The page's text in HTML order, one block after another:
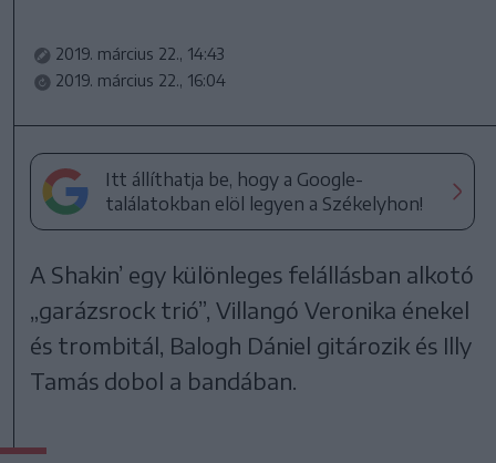
2019. március 22., 14:43
2019. március 22., 16:04
Itt állíthatja be, hogy a Google-
találatokban elöl legyen a Székelyhon!
A Shakin’ egy különleges felállásban alkotó
„garázsrock trió”, Villangó Veronika énekel
és trombitál, Balogh Dániel gitározik és Illy
Tamás dobol a bandában.